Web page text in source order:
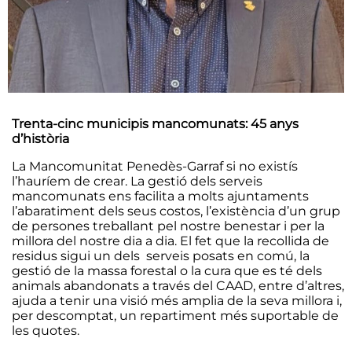
Trenta-cinc municipis mancomunats: 45 anys
d’història
La Mancomunitat Penedès-Garraf si no existís
l’hauríem de crear. La gestió dels serveis
mancomunats ens facilita a molts ajuntaments
l’abaratiment dels seus costos, l’existència d’un grup
de persones treballant pel nostre benestar i per la
millora del nostre dia a dia. El fet que la recollida de
residus sigui un dels serveis posats en comú, la
gestió de la massa forestal o la cura que es té dels
animals abandonats a través del CAAD, entre d’altres,
ajuda a tenir una visió més amplia de la seva millora i,
per descomptat, un repartiment més suportable de
les quotes.